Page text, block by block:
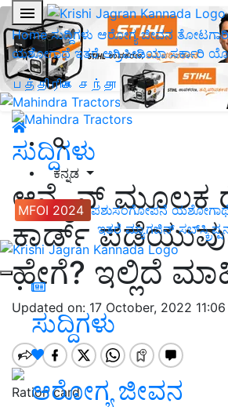
Home ಸುದ್ದಿಗಳು ಆರೋಗ್ಯ ಜೀವನ
ಯಶೋಗಾಥೆ ಇತರೆ ಅಗ್ರಿಪೀಡಿಯಾ ಸರ್ಕಾರಿ
பத்திரிகை சந்தா
ಕನ್ನಡ
MFOI 2024 ಪಶುಸಂಗೋಪನೆ
ಇತರೆ ಮ್ಯಾಗಜಿನ್‌
ಸುದ್ದಿಗಳು
ಆರೋಗ್ಯ ಜೀವನ
ಸುದ್ದಿಗಳು
ಆನ್ಲೈನ್ ಮೂಲಕ
ಕಾರ್ಡ್
ಹೇಗೆ? ಇಲ್ಲಿದೆ
Updated on: 17 October, 2022
Ration card